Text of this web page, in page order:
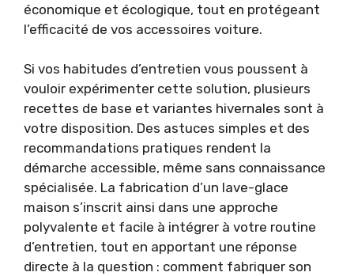
économique et écologique, tout en protégeant
l’efficacité de vos accessoires voiture.
Si vos habitudes d’entretien vous poussent à
vouloir expérimenter cette solution, plusieurs
recettes de base et variantes hivernales sont à
votre disposition. Des astuces simples et des
recommandations pratiques rendent la
démarche accessible, même sans connaissance
spécialisée. La fabrication d’un lave-glace
maison s’inscrit ainsi dans une approche
polyvalente et facile à intégrer à votre routine
d’entretien, tout en apportant une réponse
directe à la question : comment fabriquer son